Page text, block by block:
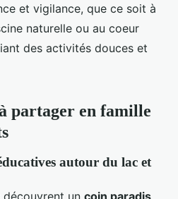
et vigilance, que ce soit à
naturelle ou au coeur
des activités douces et
partager en famille
autour du lac et
découvrent un coin paradis